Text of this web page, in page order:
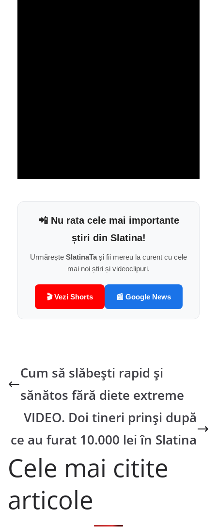
📲 Nu rata cele mai importante
știri din Slatina!
Urmărește SlatinaTași fii mereu la curent cu cele
mai noi știri și videoclipuri.
🎬 Vezi Shorts 📰 Google News
Cum să slăbești rapid și
sănătos fără diete extreme
VIDEO. Doi tineri prinși după
ce au furat 10.000 lei în Slatina
Cele mai citite
articole